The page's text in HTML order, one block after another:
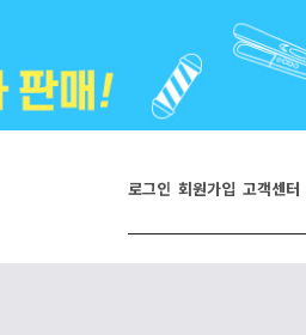
로그인 회원가입 고객센터